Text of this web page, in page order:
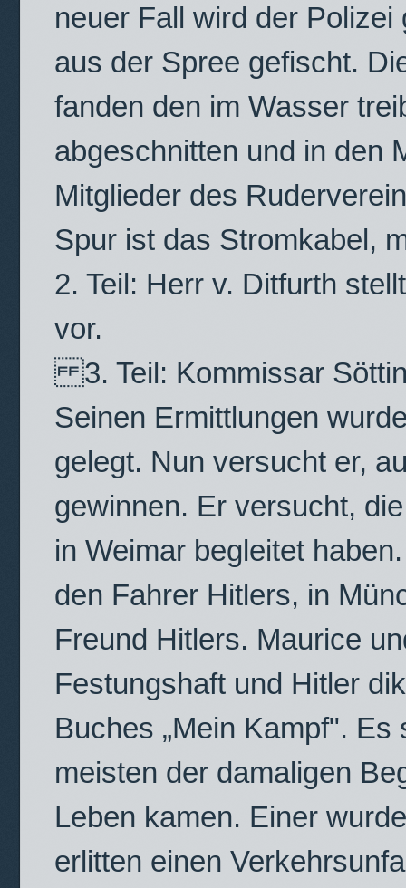
neuer Fall wird der
aus der Spree gefischt.
fanden den im Wasser
abgeschnitten und in den
Mitglieder des
Spur ist das Stromkabel,
2. Teil: Herr v. Ditfurth
vor.
3. Teil: Kommissar
Seinen Ermittlungen
gelegt. Nun versucht er,
gewinnen. Er versucht,
in Weimar begleitet
den Fahrer Hitlers, in
Freund Hitlers. Maurice
Festungshaft und Hitler
Buches „Mein Kampf".
meisten der damaligen
Leben kamen. Einer
erlitten einen